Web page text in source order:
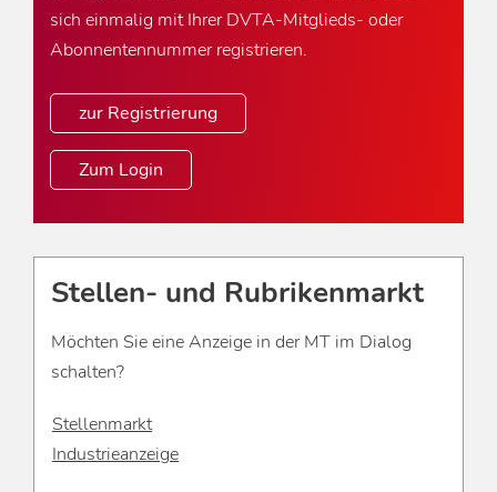
sich einmalig mit Ihrer DVTA-Mitglieds- oder
Abonnentennummer registrieren.
zur Registrierung
Zum Login
Stellen- und Rubrikenmarkt
Möchten Sie eine Anzeige in der MT im Dialog
schalten?
Stellenmarkt
Industrieanzeige